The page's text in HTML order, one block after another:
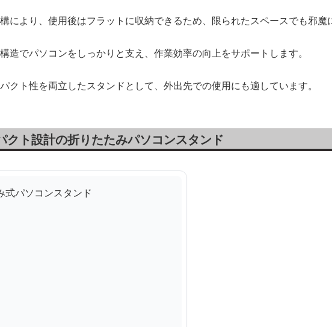
により、使用後はフラットに収納できるため、限られたスペースでも邪魔
造でパソコンをしっかりと支え、作業効率の向上をサポートします。
クト性を両立したスタンドとして、外出先での使用にも適しています。
クト設計の折りたたみパソコンスタンド